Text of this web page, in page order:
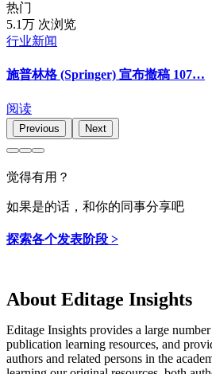
热门
5.1万 次浏览
行业新闻
施普林格 (Springer) 宣布撤稿 107…
阅读
Previous Next
觉得有用？
如果是的话，和你的同事分享吧
探索各个发表阶段 >
About Editage Insights
Editage Insights provides a large
publication learning resources, and
authors and related persons in the